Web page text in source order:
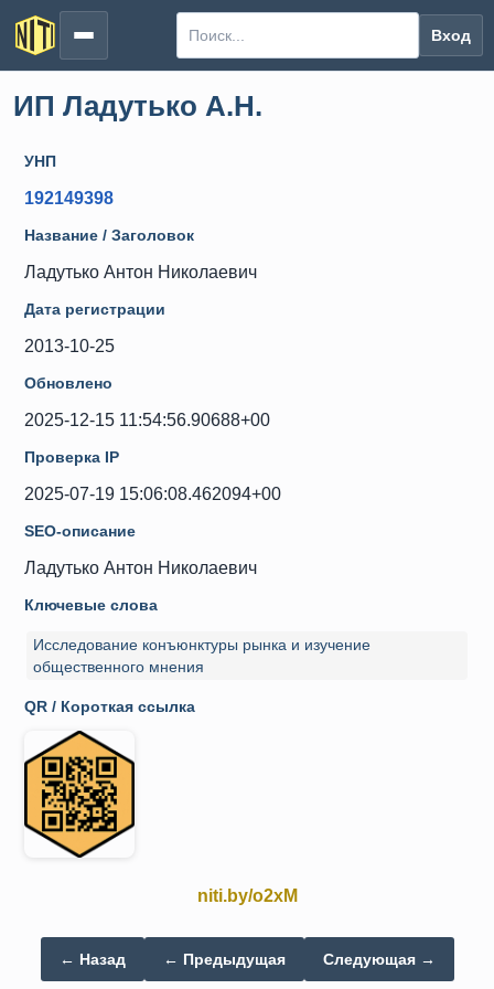
Вход
ИП Ладутько А.Н.
УНП
192149398
Название / Заголовок
Ладутько Антон Николаевич
Дата регистрации
2013-10-25
Обновлено
2025-12-15 11:54:56.90688+00
Проверка IP
2025-07-19 15:06:08.462094+00
SEO-описание
Ладутько Антон Николаевич
Ключевые слова
Исследование конъюнктуры рынка и изучение
общественного мнения
QR / Короткая ссылка
niti.by/o2xM
← Назад ← Предыдущая Следующая →